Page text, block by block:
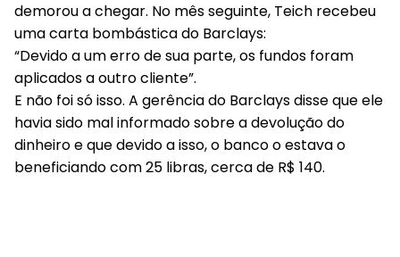
demorou a chegar. No mês seguinte, Teich recebeu
uma carta bombástica do Barclays:
“Devido a um erro de sua parte, os fundos foram
aplicados a outro cliente”.
E não foi só isso. A gerência do Barclays disse que ele
havia sido mal informado sobre a devolução do
dinheiro e que devido a isso, o banco o estava o
beneficiando com 25 libras, cerca de R$ 140.